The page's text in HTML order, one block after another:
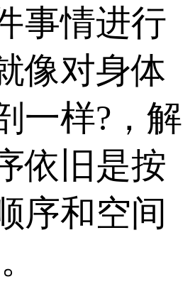
事情进行
像对身体
一样?，解
依旧是按
序和空间